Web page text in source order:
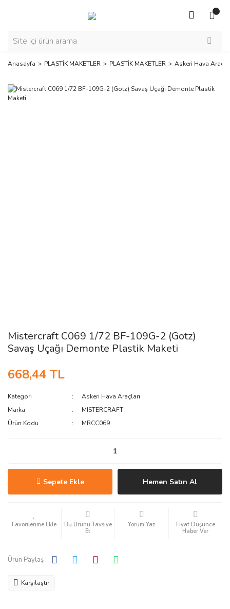
Anasayfa PLASTİK MAKETLER PLASTİK MAKETLER Askeri Hava
Mistercraft C069 1/72 BF-109G-2 (Gotz)
Savaş Uçağı Demonte Plastik Maketi
668,44 TL
Kategori
Askeri Hava Araçları
Marka
MISTERCRAFT
Ürün Kodu
MRCC069
Sepete Ekle Hemen Satın Al
Bu Ürünü Tavsiye
Et
Yorum Yaz
Fiyat Düşünce
Haber Ver
Ürün Paylaş :
Karşılaştır